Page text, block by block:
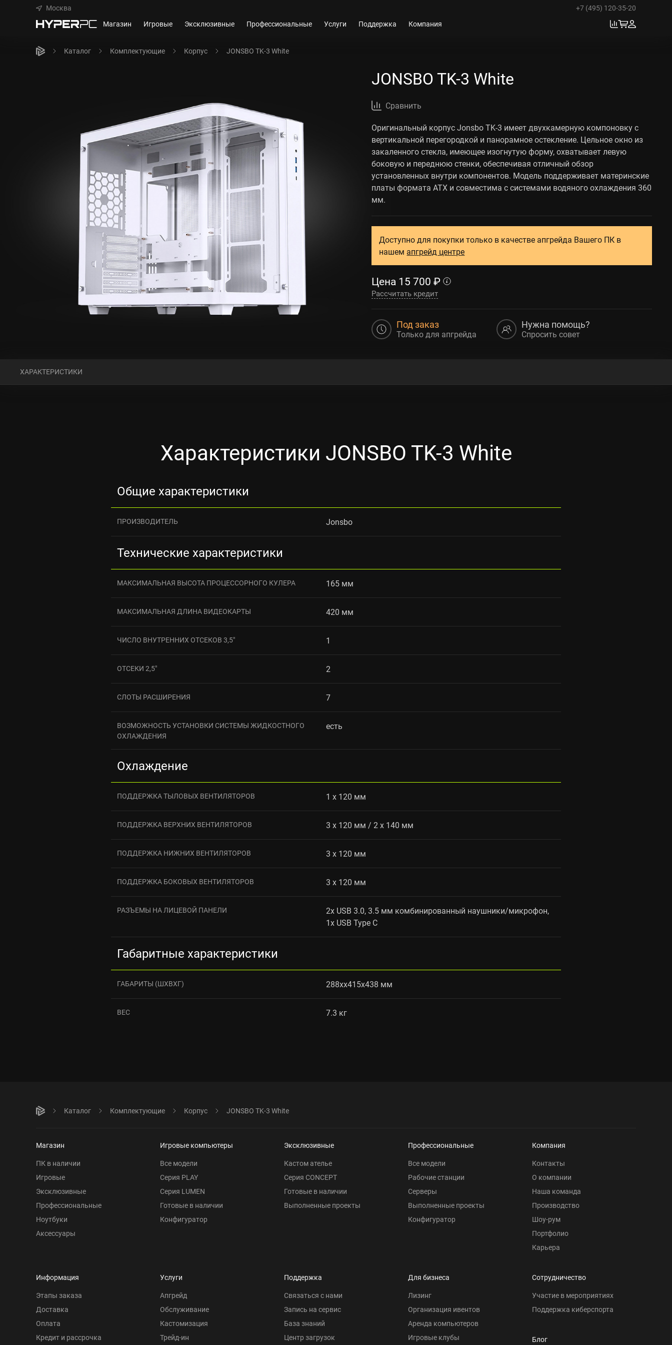
Москва
+7 (495) 120-35-20
Магазин
Игровые Эксклюзивные Профессиональные Услуги Поддержка Компания
Каталог Комплектующие Корпус JONSBO TK-3 White
JONSBO TK-3 White
Сравнить
Оригинальный корпус Jonsbo TK-3 имеет двухкамерную компоновку с
вертикальной перегородкой и панорамное остекление. Цельное окно из
закаленного стекла, имеющее изогнутую форму, охватывает левую
боковую и переднюю стенки, обеспечивая отличный обзор
установленных внутри компонентов. Модель поддерживает материнские
платы формата ATX и совместима с системами водяного охлаждения 360
мм.
Доступно для покупки только в качестве апгрейда Вашего ПК в
нашем апгрейд центре
Цена 15 700 ₽
Рассчитать кредит
Под заказ
Только для апгрейда
Нужна помощь?
Спросить совет
ХАРАКТЕРИСТИКИ
Характеристики JONSBO TK-3 White
Общие характеристики
ПРОИЗВОДИТЕЛЬ Jonsbo
Технические характеристики
МАКСИМАЛЬНАЯ ВЫСОТА ПРОЦЕССОРНОГО КУЛЕРА 165 мм
МАКСИМАЛЬНАЯ ДЛИНА ВИДЕОКАРТЫ 420 мм
ЧИСЛО ВНУТРЕННИХ ОТСЕКОВ 3,5" 1
ОТСЕКИ 2,5" 2
СЛОТЫ РАСШИРЕНИЯ 7
ВОЗМОЖНОСТЬ УСТАНОВКИ СИСТЕМЫ ЖИДКОСТНОГО
ОХЛАЖДЕНИЯ
есть
Охлаждение
ПОДДЕРЖКА ТЫЛОВЫХ ВЕНТИЛЯТОРОВ 1 х 120 мм
ПОДДЕРЖКА ВЕРХНИХ ВЕНТИЛЯТОРОВ 3 x 120 мм / 2 x 140 мм
ПОДДЕРЖКА НИЖНИХ ВЕНТИЛЯТОРОВ 3 х 120 мм
ПОДДЕРЖКА БОКОВЫХ ВЕНТИЛЯТОРОВ 3 х 120 мм
РАЗЪЕМЫ НА ЛИЦЕВОЙ ПАНЕЛИ
2x USB 3.0, 3.5 мм комбинированный наушники/микрофон,
1x USB Type C
Габаритные характеристики
ГАБАРИТЫ (ШХВХГ) 288xx415x438 мм
ВЕС 7.3 кг
Каталог Комплектующие Корпус JONSBO TK-3 White
Магазин
ПК в наличии
Игровые
Эксклюзивные
Профессиональные
Ноутбуки
Аксессуары
Игровые компьютеры
Все модели
Серия PLAY
Серия LUMEN
Готовые в наличии
Конфигуратор
Эксклюзивные
Кастом ателье
Серия CONCEPT
Готовые в наличии
Выполненные проекты
Профессиональные
Все модели
Рабочие станции
Серверы
Выполненные проекты
Конфигуратор
Компания
Контакты
О компании
Наша команда
Производство
Шоу-рум
Портфолио
Карьера
Информация
Этапы заказа
Доставка
Оплата
Кредит и рассрочка
Услуги
Апгрейд
Обслуживание
Кастомизация
Трейд-ин
Поддержка
Связаться с нами
Запись на сервис
База знаний
Центр загрузок
Для бизнеса
Лизинг
Организация ивентов
Аренда компьютеров
Игровые клубы
Сотрудничество
Участие в мероприятиях
Поддержка киберспорта
Блог